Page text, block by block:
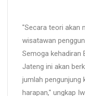
"Secara teori akan
wisatawan
Semoga kehadiran
Jateng ini akan
jumlah pengunjung
harapan," ungkap